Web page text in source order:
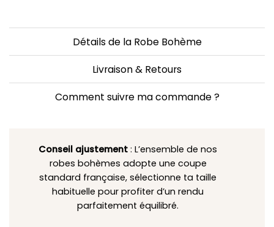
Détails de la Robe Bohème
Livraison & Retours
Comment suivre ma commande ?
Conseil ajustement : L’ensemble de nos
robes bohèmes adopte une coupe
standard française, sélectionne ta taille
habituelle pour profiter d’un rendu
parfaitement équilibré.